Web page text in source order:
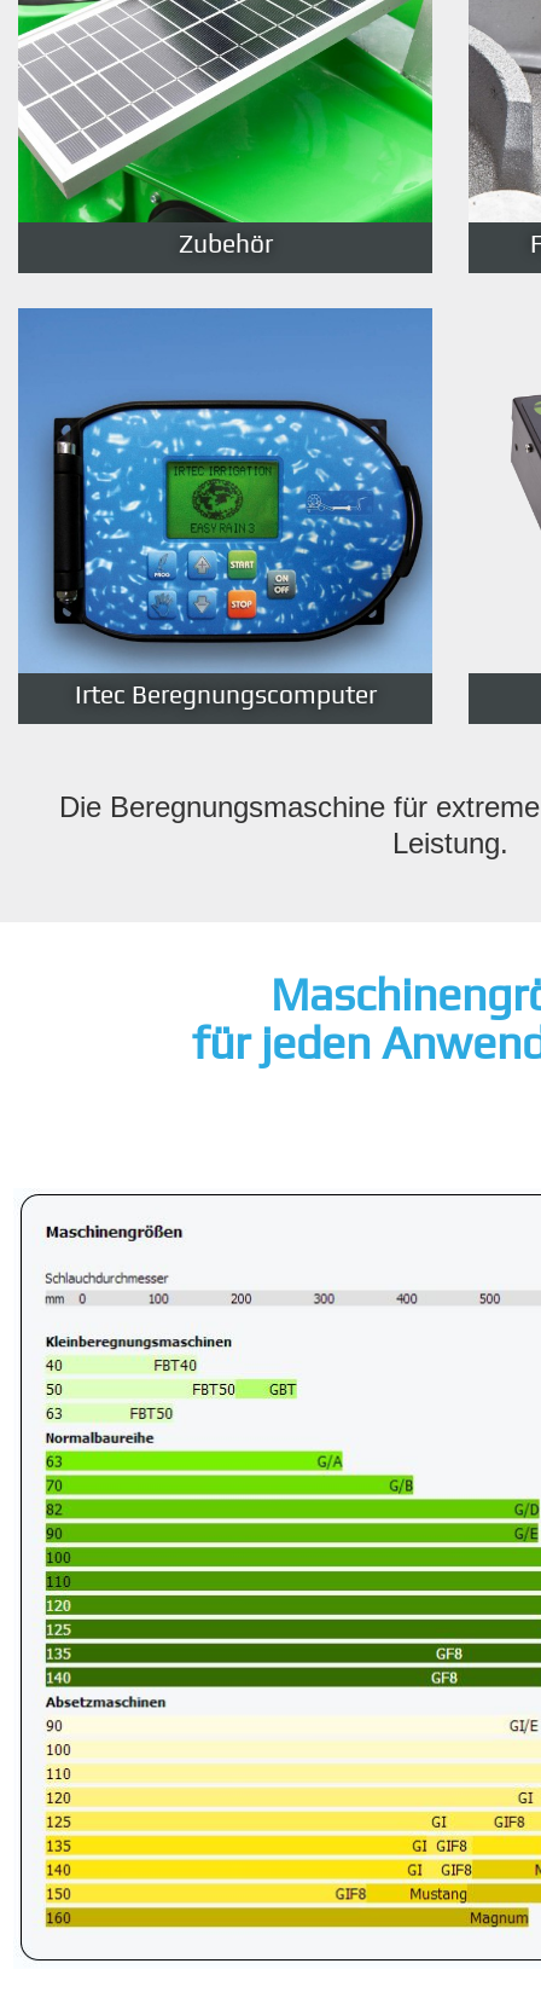
Zubehör
Irtec Beregnungscomputer
Die Beregnungsmaschine für
Leistung.
für jeden